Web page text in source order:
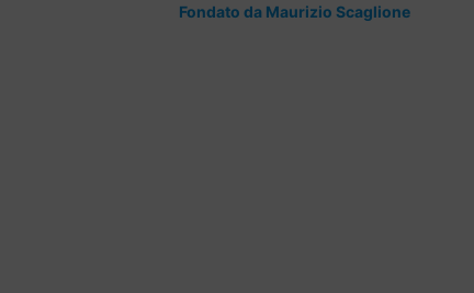
Fondato da Maurizio Scaglione